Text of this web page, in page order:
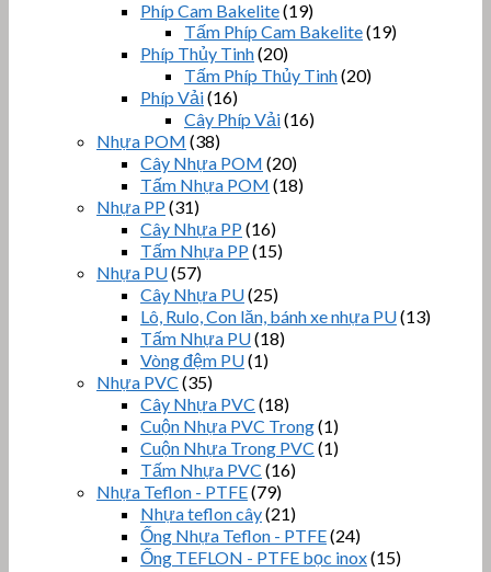
Phíp Cam Bakelite(19)
Tấm Phíp Cam Bakelite(19)
Phíp Thủy Tinh(20)
Tấm Phíp Thủy Tinh(20)
Phíp Vải(16)
Cây Phíp Vải(16)
Nhựa POM (38)
Cây Nhựa POM (20)
Tấm Nhựa POM (18)
Nhựa PP (31)
Cây Nhựa PP (16)
Tấm Nhựa PP (15)
Nhựa PU(57)
Cây Nhựa PU(25)
Lô, Rulo, Con lăn, bánh xe nhựa PU(13)
Tấm Nhựa PU(18)
Vòng đệm PU(1)
Nhựa PVC (35)
Cây Nhựa PVC (18)
Cuộn Nhựa PVC Trong(1)
Cuộn Nhựa Trong PVC (1)
Tấm Nhựa PVC (16)
Nhựa Teflon - PTFE(79)
Nhựa teflon cây(21)
Ống Nhựa Teflon - PTFE(24)
Ống TEFLON - PTFE bọc inox(15)